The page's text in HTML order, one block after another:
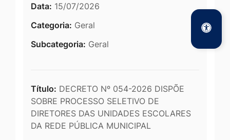
Data: 15/07/2026
Categoria: Geral
Subcategoria: Geral
Título: DECRETO Nº 054-2026 DISPÕE
SOBRE PROCESSO SELETIVO DE
DIRETORES DAS UNIDADES ESCOLARES
DA REDE PÚBLICA MUNICIPAL